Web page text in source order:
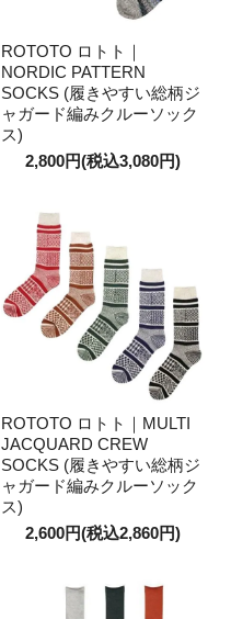
ROTOTO ロトト｜
NORDIC PATTERN
SOCKS (履きやすい総柄ジ
ャガード編みクルーソック
ス)
2,800円(税込3,080円)
ROTOTO ロトト｜MULTI
JACQUARD CREW
SOCKS (履きやすい総柄ジ
ャガード編みクルーソック
ス)
2,600円(税込2,860円)